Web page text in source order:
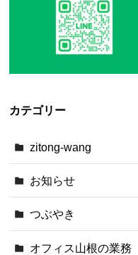
カテゴリー
zitong-wang
お知らせ
つぶやき
オフィス山根の業務